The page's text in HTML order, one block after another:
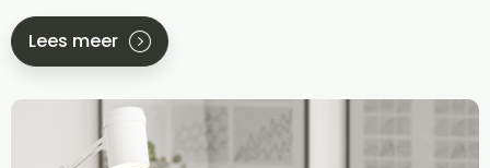
Lees meer